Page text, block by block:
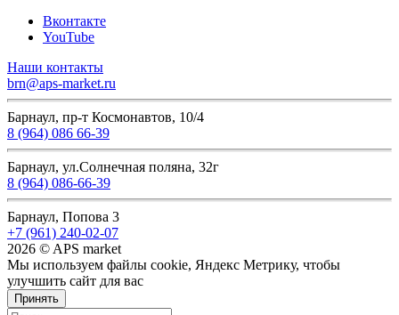
Вконтакте
YouTube
Наши контакты
brn@aps-market.ru
Барнаул, пр-т Космонавтов, 10/4
8 (964) 086 66-39
Барнаул, ул.Солнечная поляна, 32г
8 (964) 086-66-39
Барнаул, Попова 3
+7 (961) 240-02-07
2026 © APS market
Мы используем файлы cookie, Яндекс Метрику, чтобы
улучшить сайт для вас
Принять